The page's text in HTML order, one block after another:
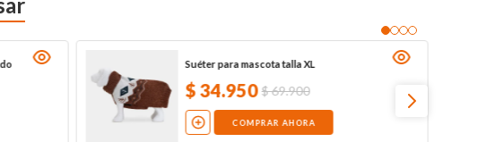
Suéter para mascota talla XL
$34.950 $69.900
COMPRAR AHORA